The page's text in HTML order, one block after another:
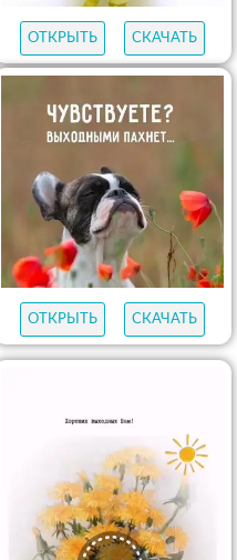
ОТКРЫТЬ СКАЧАТЬ
ОТКРЫТЬ СКАЧАТЬ